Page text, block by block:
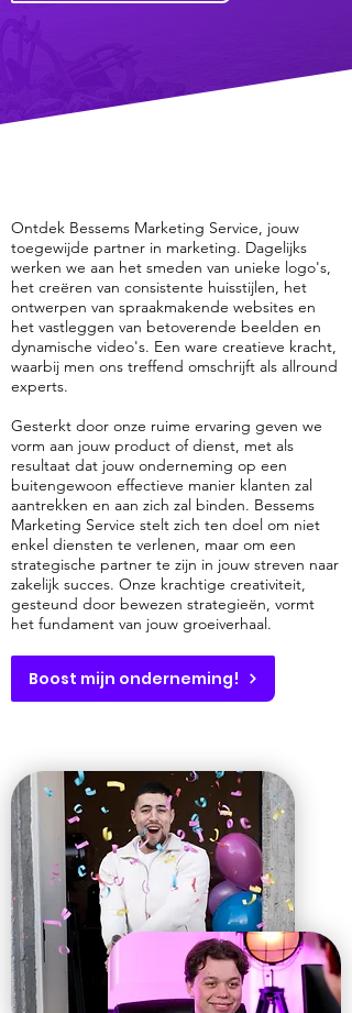
Ontdek Bessems Marketing Service, jouw
toegewijde partner in marketing. Dagelijks
werken we aan het smeden van unieke logo's,
het creëren van consistente huisstijlen, het
ontwerpen van spraakmakende websites en
het vastleggen van betoverende beelden en
dynamische video's. Een ware creatieve kracht,
waarbij men ons treffend omschrijft als allround
experts.
Gesterkt door onze ruime ervaring geven we
vorm aan jouw product of dienst, met als
resultaat dat jouw onderneming op een
buitengewoon effectieve manier klanten zal
aantrekken en aan zich zal binden. Bessems
Marketing Service stelt zich ten doel om niet
enkel diensten te verlenen, maar om een
strategische partner te zijn in jouw streven naar
zakelijk succes. Onze krachtige creativiteit,
gesteund door bewezen strategieën, vormt
het fundament van jouw groeiverhaal.
Boost mijn onderneming!